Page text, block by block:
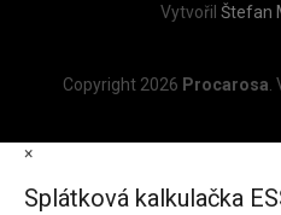
Vytvořil Štefan
Copyright 2026 Procarosa
×
Splátková kalkulačka